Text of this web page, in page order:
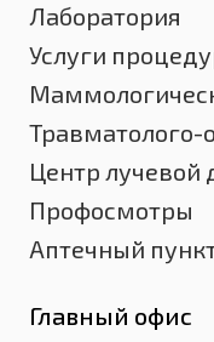
Лаборатория
Услуги
Травматолого-
Центр лучевой
Профосмотры
Аптечный
Главный офис